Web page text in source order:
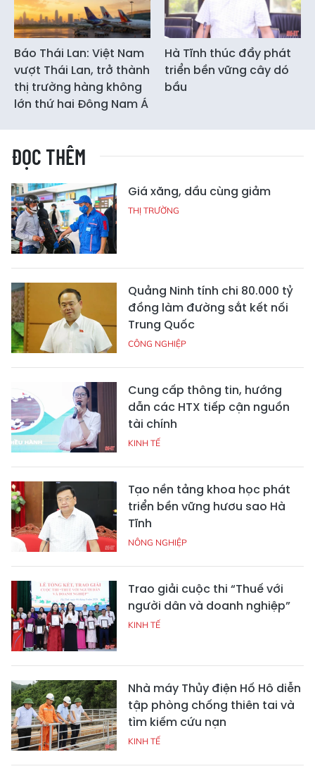
Báo Thái Lan: Việt Nam
vượt Thái Lan, trở thành
thị trường hàng không
lớn thứ hai Đông Nam Á
Hà Tĩnh thúc đẩy phát
triển bền vững cây dó
bầu
ĐỌC THÊM
Giá xăng, dầu cùng giảm
THỊ TRƯỜNG
Quảng Ninh tính chi 80.000 tỷ
đồng làm đường sắt kết nối
Trung Quốc
CÔNG NGHIỆP
Cung cấp thông tin, hướng
dẫn các HTX tiếp cận nguồn
tài chính
KINH TẾ
Tạo nền tảng khoa học phát
triển bền vững hươu sao Hà
Tĩnh
NÔNG NGHIỆP
Trao giải cuộc thi “Thuế với
người dân và doanh nghiệp”
KINH TẾ
Nhà máy Thủy điện Hố Hô diễn
tập phòng chống thiên tai và
tìm kiếm cứu nạn
KINH TẾ